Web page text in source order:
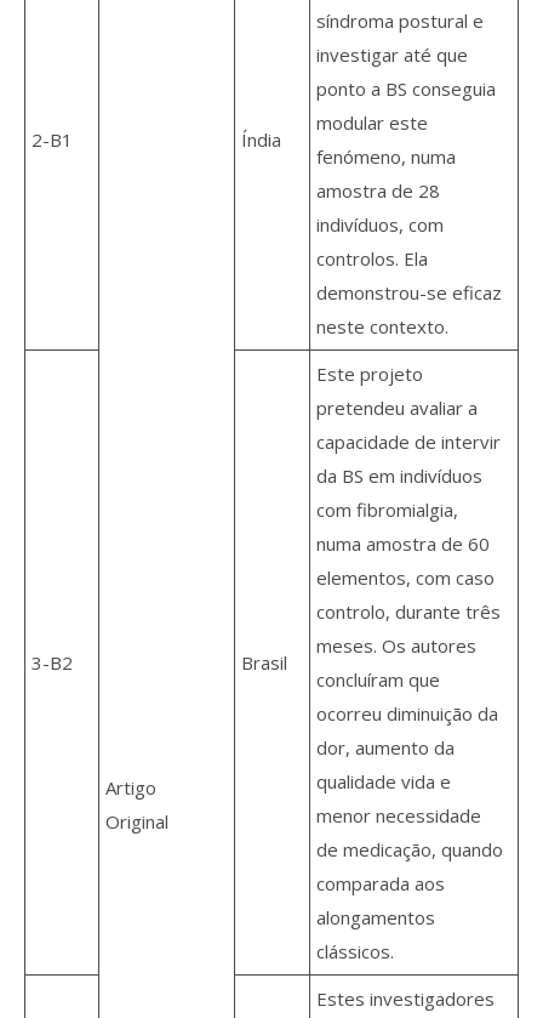
2-B1
Artigo
Original
Índia
síndroma postural e
investigar até que
ponto a BS conseguia
modular este
fenómeno, numa
amostra de 28
indivíduos, com
controlos. Ela
demonstrou-se eficaz
neste contexto.
3-B2 Brasil
Este projeto
pretendeu avaliar a
capacidade de intervir
da BS em indivíduos
com fibromialgia,
numa amostra de 60
elementos, com caso
controlo, durante três
meses. Os autores
concluíram que
ocorreu diminuição da
dor, aumento da
qualidade vida e
menor necessidade
de medicação, quando
comparada aos
alongamentos
clássicos.
Estes investigadores